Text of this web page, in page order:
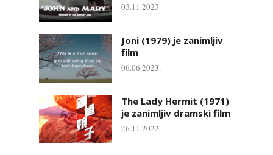
03.11.2023.
Joni (1979) je zanimljiv
film
06.06.2023.
The Lady Hermit (1971)
je zanimljiv dramski film
26.11.2022.